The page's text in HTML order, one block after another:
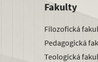
Fakulty
Filozofická
Pedagogická
Teologická